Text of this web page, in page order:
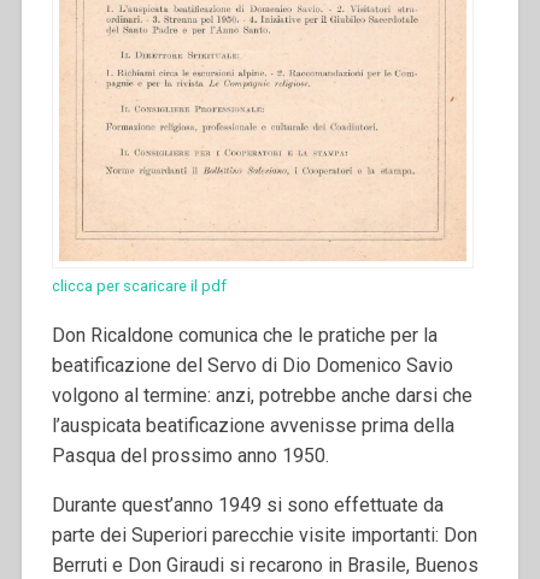
clicca per scaricare il pdf
Don Ricaldone comunica che le pratiche per la
beatificazione del Servo di Dio Domenico Savio
volgono al termine: anzi, potrebbe anche darsi che
l’auspicata beatificazione avvenisse prima della
Pasqua del prossimo anno 1950.
Durante quest’anno 1949 si sono effettuate da
parte dei Superiori parecchie visite importanti: Don
Berruti e Don Giraudi si recarono in Brasile, Buenos